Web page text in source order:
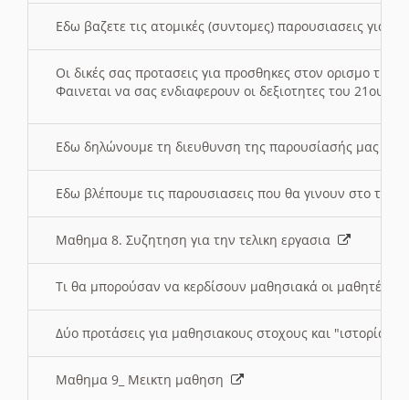
Εδω βαζετε τις ατομικές (συντομες) παρουσιασεις για
Οι δικές σας προτασεις για προσθηκες στον ορισμο
Φαινεται να σας ενδιαφερουν οι δεξιοτητες του 21ου
Εδω δηλώνουμε τη διευθυνση της παρουσίασής μας
Εδω βλέπουμε τις παρουσιασεις που θα γινουν στο
Μαθημα 8. Συζητηση για την τελικη εργασια
Τι θα μπορούσαν να κερδίσουν μαθησιακά οι μαθητές/
Δύο προτάσεις για μαθησιακους στοχους και "ιστορία"
Μαθημα 9_ Μεικτη μαθηση